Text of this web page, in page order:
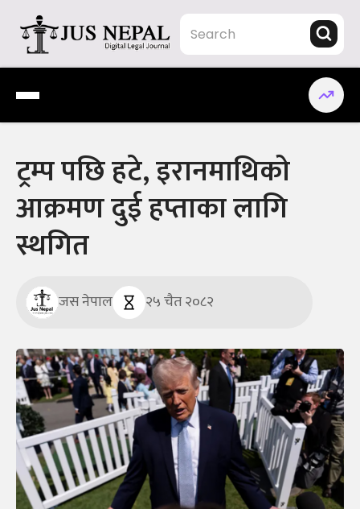
content
Jus Nepal | www.jusnepal.com
Digital Legal Journal
ट्रम्प पछि हटे, इरानमाथिको
आक्रमण दुई हप्ताका लागि
स्थगित
जस नेपाल २५ चैत २०८२